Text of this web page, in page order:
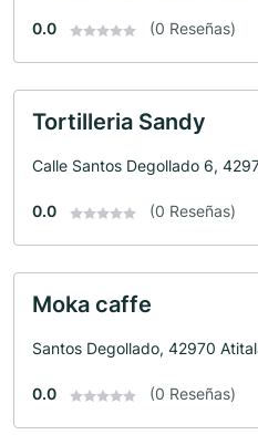
0.0 (0 Reseñas)
Tortilleria Sandy
Calle Santos Degollado 6,
0.0 (0 Reseñas)
Moka caffe
Santos Degollado, 42970
0.0 (0 Reseñas)